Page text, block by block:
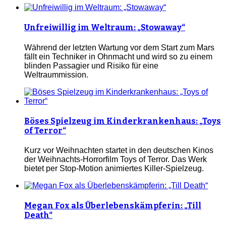
Unfreiwillig im Weltraum: „Stowaway“
Während der letzten Wartung vor dem Start zum Mars
fällt ein Techniker in Ohnmacht und wird so zu einem
blinden Passagier und Risiko für eine
Weltraummission.
Böses Spielzeug im Kinderkrankenhaus: „Toys
of Terror“
Kurz vor Weihnachten startet in den deutschen Kinos
der Weihnachts-Horrorfilm Toys of Terror. Das Werk
bietet per Stop-Motion animiertes Killer-Spielzeug.
Megan Fox als Überlebenskämpferin: „Till
Death“